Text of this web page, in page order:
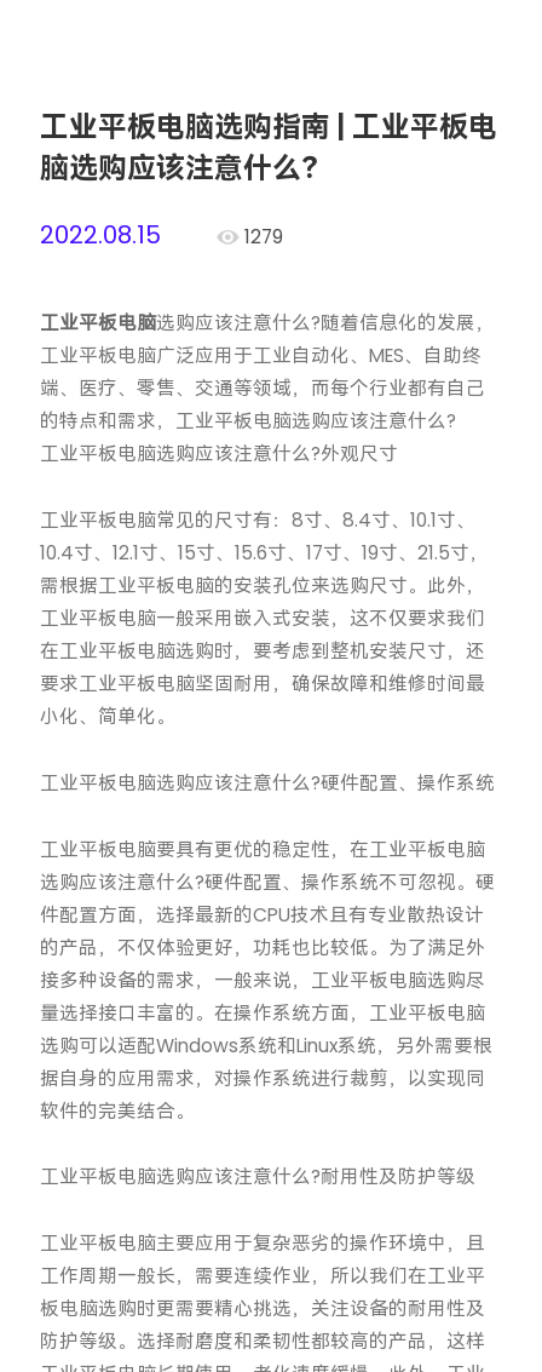
工业平板电脑选购指南 | 工业平板电
脑选购应该注意什么？
2022.08.15
1279
工业平板电脑选购应该注意什么?随着信息化的发展，
工业平板电脑广泛应用于工业自动化、MES、自助终
端、医疗、零售、交通等领域，而每个行业都有自己
的特点和需求，工业平板电脑选购应该注意什么?
工业平板电脑选购应该注意什么?外观尺寸
工业平板电脑常见的尺寸有：8寸、8.4寸、10.1寸、
10.4寸、12.1寸、15寸、15.6寸、17寸、19寸、21.5寸，
需根据工业平板电脑的安装孔位来选购尺寸。此外，
工业平板电脑一般采用嵌入式安装，这不仅要求我们
在工业平板电脑选购时，要考虑到整机安装尺寸，还
要求工业平板电脑坚固耐用，确保故障和维修时间最
小化、简单化。
工业平板电脑选购应该注意什么?硬件配置、操作系统
工业平板电脑要具有更优的稳定性，在工业平板电脑
选购应该注意什么?硬件配置、操作系统不可忽视。硬
件配置方面，选择最新的CPU技术且有专业散热设计
的产品，不仅体验更好，功耗也比较低。为了满足外
接多种设备的需求，一般来说，工业平板电脑选购尽
量选择接口丰富的。在操作系统方面，工业平板电脑
选购可以适配Windows系统和Linux系统，另外需要根
据自身的应用需求，对操作系统进行裁剪，以实现同
软件的完美结合。
工业平板电脑选购应该注意什么?耐用性及防护等级
工业平板电脑主要应用于复杂恶劣的操作环境中，且
工作周期一般长，需要连续作业，所以我们在工业平
板电脑选购时更需要精心挑选，关注设备的耐用性及
防护等级。选择耐磨度和柔韧性都较高的产品，这样